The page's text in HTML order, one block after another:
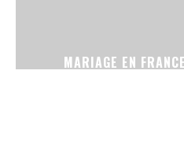
MARIAGE EN